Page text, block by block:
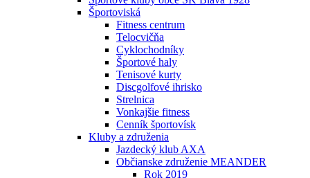
Športoviská
Fitness centrum
Telocvičňa
Cyklochodníky
Športové haly
Tenisové kurty
Discgolfové ihrisko
Strelnica
Vonkajšie fitness
Cenník športovísk
Kluby a združenia
Jazdecký klub AXA
Občianske združenie MEANDER
Rok 2019